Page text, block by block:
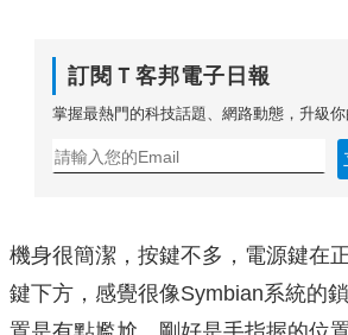
訂閱Ｔ客邦電子日報
掌握最熱門的科技話題、網路動態，升級你
機身很簡潔，按鍵不多，電源鍵在
鍵下方，感覺很像Symbian系統的